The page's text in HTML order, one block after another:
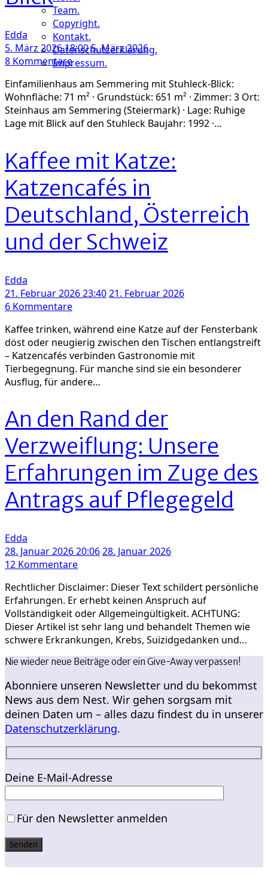
Team.
Copyright.
Kontakt.
Datenschutzerklärung.
Impressum.
Edda
5. März 2026 18:005. März 2026
8 Kommentarezu
am
Semmering
zu
verkaufen:
Luftkurort
Stuhleck-
Blick
Einfamilienhaus am Semmering mit Stuhleck-Blick:
Wohnfläche: 71 m² · Grundstück: 651 m² · Zimmer: 3 Ort:
Steinhaus am Semmering (Steiermark) · Lage: Ruhige
Lage mit Blick auf den Stuhleck Baujahr: 1992 ·…
Kaffee mit Katze:
Katzencafés in
Deutschland, Österreich
und der Schweiz
Edda
21. Februar 2026 23:4021. Februar 2026
6 Kommentarezu
mit
Katze:
Katzencafés
in
Deutschland,
und
der
Schweiz
Kaffee trinken, während eine Katze auf der Fensterbank
döst oder neugierig zwischen den Tischen entlangstreift
– Katzencafés verbinden Gastronomie mit
Tierbegegnung. Für manche sind sie ein besonderer
Ausflug, für andere…
An den Rand der
Verzweiflung: Unsere
Erfahrungen im Zuge des
Antrags auf Pflegegeld
Edda
28. Januar 2026 20:0628. Januar 2026
12 Kommentarezu
den
Rand
der
Verzweiflung:
Unsere
Erfahrungen
im
Zuge
des
Antrags
auf
Pflegegeld
Rechtlicher Disclaimer: Dieser Text schildert persönliche
Erfahrungen. Er erhebt keinen Anspruch auf
Vollständigkeit oder Allgemeingültigkeit. ACHTUNG:
Dieser Artikel ist sehr lang und behandelt Themen wie
schwere Erkrankungen, Krebs, Suizidgedanken und…
Nie wieder neue Beiträge oder ein Give-Away verpassen!
Abonniere unseren Newsletter und du bekommst
News aus dem Nest. Wir gehen sorgsam mit
deinen Daten um – alles dazu findest du in unserer
Datenschutzerklärung.
Deine E-Mail-Adresse
Für den Newsletter anmelden